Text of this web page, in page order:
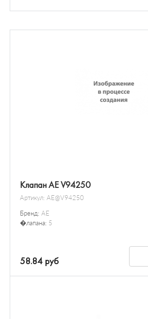
Клапан AE V94250
Артикул: AE@V94250
Бренд: AE
�лапана: 5
58.84 руб
Прокладки
Расходомер воздуха